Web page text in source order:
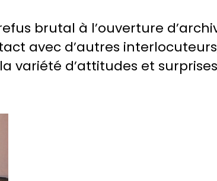
brutal à l’ouverture
avec d’autres
variété d’attitudes et